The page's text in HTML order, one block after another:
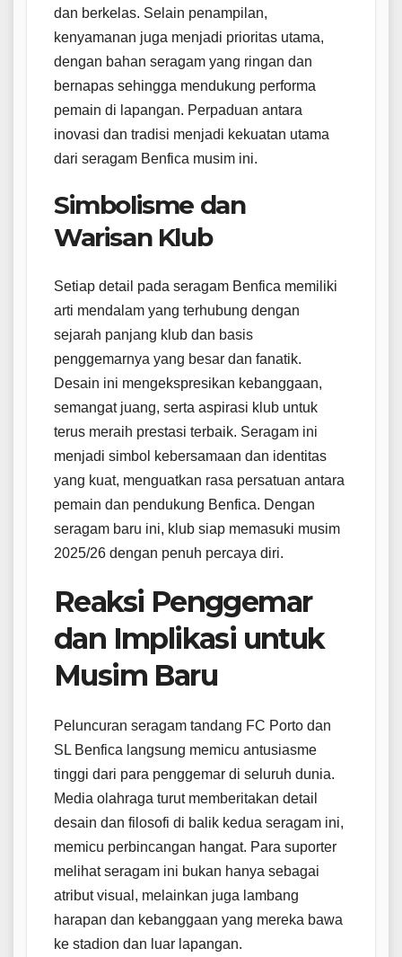
dan berkelas. Selain penampilan,
kenyamanan juga menjadi prioritas utama,
dengan bahan seragam yang ringan dan
bernapas sehingga mendukung performa
pemain di lapangan. Perpaduan antara
inovasi dan tradisi menjadi kekuatan utama
dari seragam Benfica musim ini.
Simbolisme dan
Warisan Klub
Setiap detail pada seragam Benfica memiliki
arti mendalam yang terhubung dengan
sejarah panjang klub dan basis
penggemarnya yang besar dan fanatik.
Desain ini mengekspresikan kebanggaan,
semangat juang, serta aspirasi klub untuk
terus meraih prestasi terbaik. Seragam ini
menjadi simbol kebersamaan dan identitas
yang kuat, menguatkan rasa persatuan antara
pemain dan pendukung Benfica. Dengan
seragam baru ini, klub siap memasuki musim
2025/26 dengan penuh percaya diri.
Reaksi Penggemar
dan Implikasi untuk
Musim Baru
Peluncuran seragam tandang FC Porto dan
SL Benfica langsung memicu antusiasme
tinggi dari para penggemar di seluruh dunia.
Media olahraga turut memberitakan detail
desain dan filosofi di balik kedua seragam ini,
memicu perbincangan hangat. Para suporter
melihat seragam ini bukan hanya sebagai
atribut visual, melainkan juga lambang
harapan dan kebanggaan yang mereka bawa
ke stadion dan luar lapangan.